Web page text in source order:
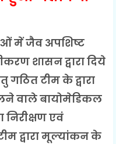
में जैव अपशिष्ट
शासन द्वारा दिये
टीम के द्वारा
वाले बायोमेडिकल
निरीक्षण एवं
द्वारा मूल्यांकन के